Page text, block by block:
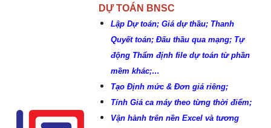
Tổng hợp Thông báo giá Vật liệu xây dựng
các tỉnh thành
Khắc Tiệp 0981757527 16 Thg 5, 2024 0 138
Luật Đấu thầu số: 22/2023/QH15, Hiệu lực
áp dụng từ ngày 01/1/2024
Khắc Tiệp 0981757527 30 Thg 6, 2023 0 136
DỰ TOÁN BNSC
Lập Dự toán; Giá dự thầu; Thanh
Quyết toán; Đấu thầu qua mạng; Tự
động Thẩm định file dự toán từ phần
mềm khác;…
Tạo Định mức & Đơn giá riêng;
Tính Giá ca máy theo từng thời điểm;
Vận hành trên nền Excel và tương